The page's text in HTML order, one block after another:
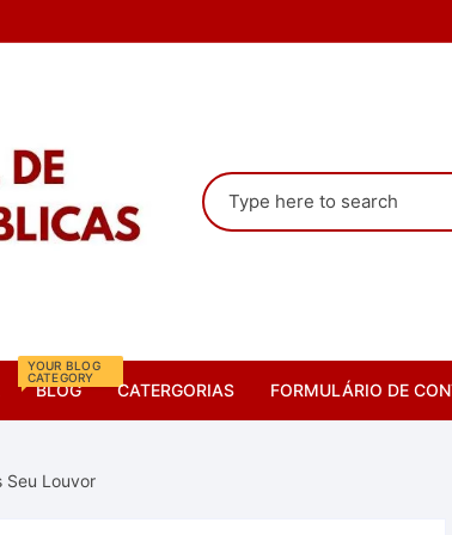
Pesquisar
por:
BLOG
YOUR BLOG
CATEGORY
CATERGORIAS FORMULÁRIO DE
Seu Louvor